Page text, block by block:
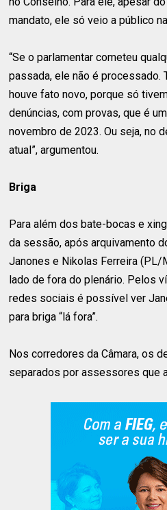
mandato, ele só veio a público
“Se o parlamentar cometeu
passada, ele não é processado.
houve fato novo, porque só
denúncias, com provas, que é
novembro de 2023. Ou seja, no
atual”, argumentou.
Briga
Para além dos bate-bocas e
da sessão, após arquivamento
Janones e Nikolas Ferreira (PL/
lado de fora do plenário. Pelos
redes sociais é possível ver
para briga “lá fora”.
Nos corredores da Câmara, os
separados por assessores que